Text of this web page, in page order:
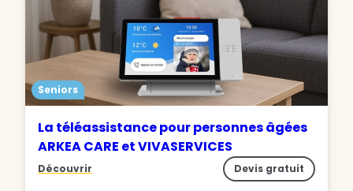
Seniors
La téléassistance pour personnes âgées
ARKEA CARE et VIVASERVICES
Découvrir Devis gratuit